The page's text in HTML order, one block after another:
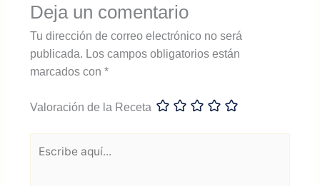
Deja un comentario
Tu dirección de correo electrónico no será
publicada. Los campos obligatorios están
marcados con *
Valoración de la Receta
aquí...